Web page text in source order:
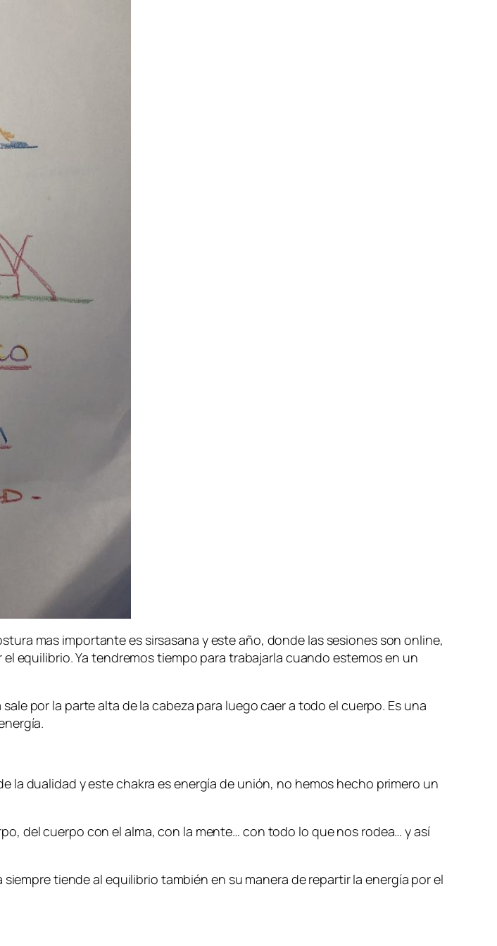
mas importante es sirsasana y este año, donde las sesiones son online,
equilibrio. Ya tendremos tiempo para trabajarla cuando estemos en un
por la parte alta de la cabeza para luego caer a todo el cuerpo. Es una
la dualidad y este chakra es energía de unión, no hemos hecho primero un
del cuerpo con el alma, con la mente… con todo lo que nos rodea… y así
tiende al equilibrio también en su manera de repartir la energía por el